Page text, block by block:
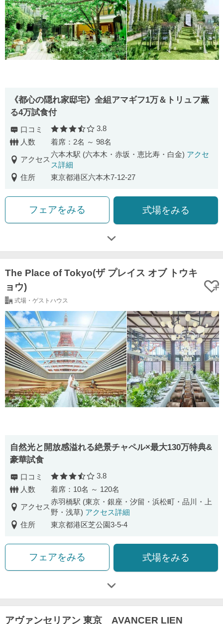
《都心の隠れ家邸宅》全組アマギフ1万＆トリュフ薫
る4万試食付
口コミ 口コミ評価
3.8
人数
着席：2名 ～ 98名
アクセス
六本木駅 (六本木・赤坂・恵比寿・白金) アクセ
ス詳細
住所
東京都港区六本木7-12-27
フェアをみる 式場をみる
The Place of Tokyo(ザ プレイス オブ トウキ
ョウ)
式場・ゲストハウス
自然光と開放感溢れる絶景チャペル×最大130万特典&
豪華試食
口コミ 口コミ評価
3.8
人数
着席：10名 ～ 120名
アクセス
赤羽橋駅 (東京・銀座・汐留・浜松町・品川・上
野・浅草) アクセス詳細
住所
東京都港区芝公園3-5-4
フェアをみる 式場をみる
アヴァンセリアン 東京 AVANCER LIEN